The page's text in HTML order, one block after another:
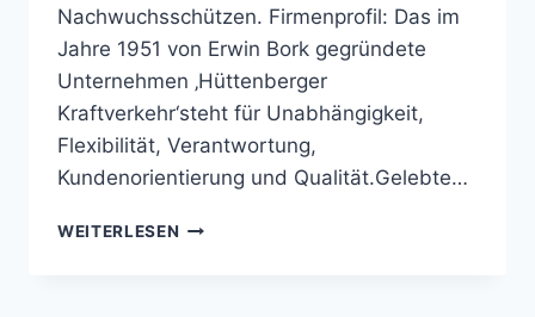
Nachwuchsschützen. Firmenprofil: Das im
Jahre 1951 von Erwin Bork gegründete
Unternehmen ‚Hüttenberger
Kraftverkehr‘steht für Unabhängigkeit,
Flexibilität, Verantwortung,
Kundenorientierung und Qualität.Gelebte…
WEITERLESEN SST